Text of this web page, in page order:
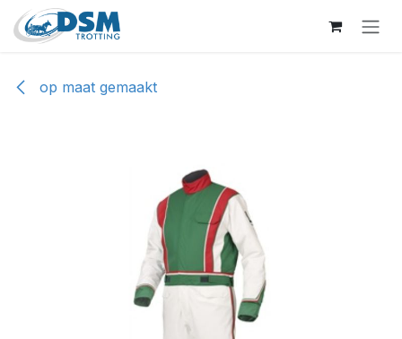
Overslaan naar inhoud
op maat gemaakt